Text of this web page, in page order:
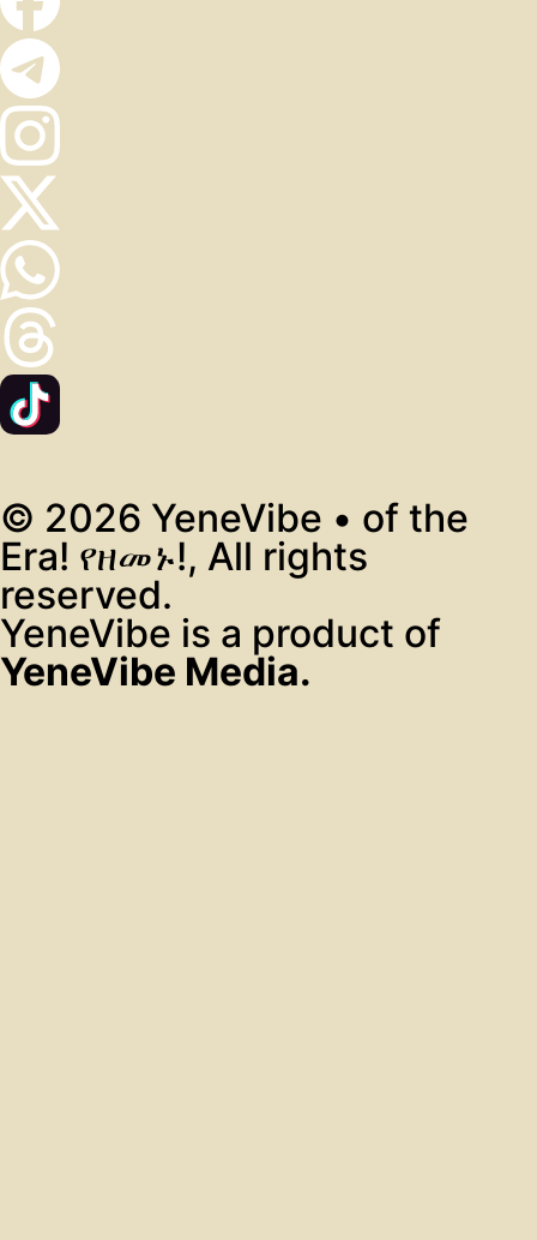
© 2026 YeneVibe • of the
Era! የዘመኑ!, All rights
reserved.
YeneVibe is a product of
YeneVibe Media.